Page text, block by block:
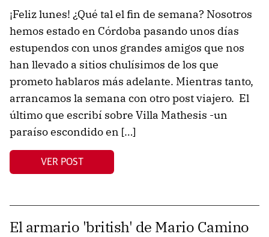
¡Feliz lunes! ¿Qué tal el fin de semana? Nosotros
hemos estado en Córdoba pasando unos días
estupendos con unos grandes amigos que nos
han llevado a sitios chulísimos de los que
prometo hablaros más adelante. Mientras tanto,
arrancamos la semana con otro post viajero. El
último que escribí sobre Villa Mathesis -un
paraíso escondido en […]
VER POST
El armario 'british' de Mario Camino